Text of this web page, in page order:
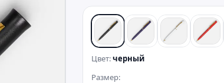
черныйсиний белый
Цвет:черный
Размер: